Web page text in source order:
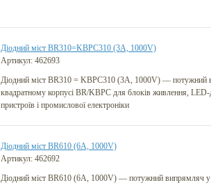
Діодний міст BR310=KBPC310 (3A, 1000V)
Артикул: 462693
Діодний міст BR310 = KBPC310 (3A, 1000V) — потужний
квадратному корпусі BR/KBPC для блоків живлення, LED-
пристроїв і промислової електроніки
Діодний міст BR610 (6A, 1000V)
Артикул: 462692
Діодний міст BR610 (6A, 1000V) — потужний випрямляч у